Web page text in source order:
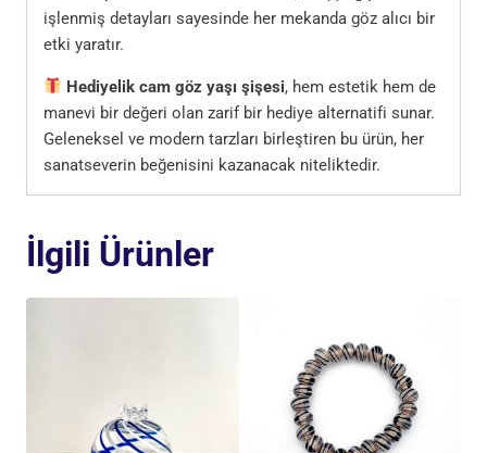
işlenmiş detayları sayesinde her mekanda göz alıcı bir
etki yaratır.
Hediyelik cam göz yaşı şişesi, hem estetik hem de
manevi bir değeri olan zarif bir hediye alternatifi sunar.
Geleneksel ve modern tarzları birleştiren bu ürün, her
sanatseverin beğenisini kazanacak niteliktedir.
İlgili Ürünler